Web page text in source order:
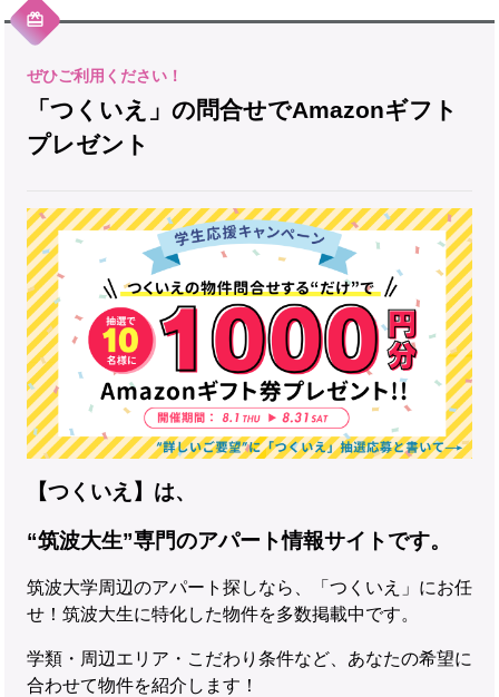
「つくいえ」の問合せでAmazonギフト
プレゼント
【つくいえ】は、
“筑波大生”専門のアパート情報サイトです。
筑波大学周辺のアパート探しなら、「つくいえ」にお任
せ！筑波大生に特化した物件を多数掲載中です。
学類・周辺エリア・こだわり条件など、あなたの希望に
合わせて物件を紹介します！